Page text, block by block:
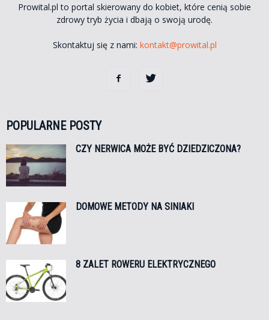
Prowital.pl to portal skierowany do kobiet, które cenią sobie
zdrowy tryb życia i dbają o swoją urodę.
Skontaktuj się z nami: kontakt@prowital.pl
POPULARNE POSTY
CZY NERWICA MOŻE BYĆ DZIEDZICZONA?
DOMOWE METODY NA SINIAKI
8 ZALET ROWERU ELEKTRYCZNEGO